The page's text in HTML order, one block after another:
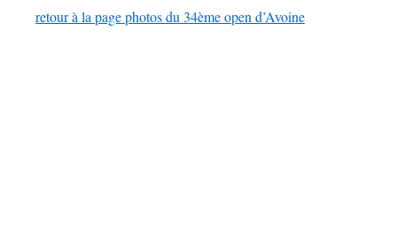
retour à la page photos du 34ème open d’Avoine